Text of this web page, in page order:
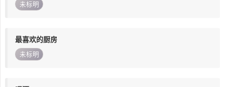
未标明
最喜欢的厨房
未标明